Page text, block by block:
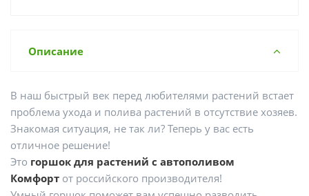
Описание
В наш быстрый век перед любителями растений встает
проблема ухода и полива растений в отсутствие хозяев.
Знакомая ситуация, не так ли? Теперь у вас есть
отличное решение!
Это горшок для растений с автополивом
Комфорт от российского производителя!